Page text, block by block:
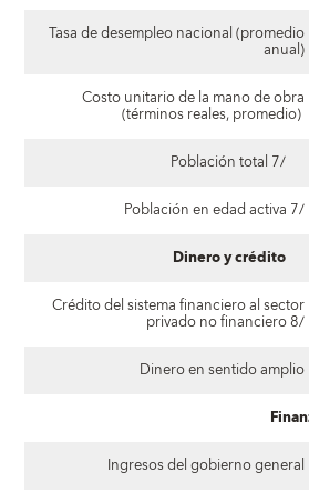
Tasa de desempleo nacional (promedio
anual)
Costo unitario de la mano de obra
(términos reales, promedio)
Población total 7/
Población en edad activa 7/
Dinero y crédito
Crédito del sistema financiero al sector
privado no financiero 8/
Dinero en sentido amplio
Ingresos del gobierno general